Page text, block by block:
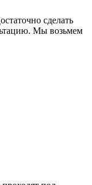
сделать
Мы возьмем